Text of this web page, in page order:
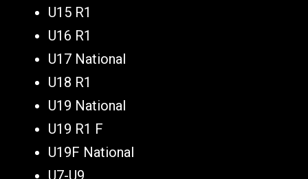
U15 R1
U16 R1
U17 National
U18 R1
U19 National
U19 R1 F
U19F National
U7-U9